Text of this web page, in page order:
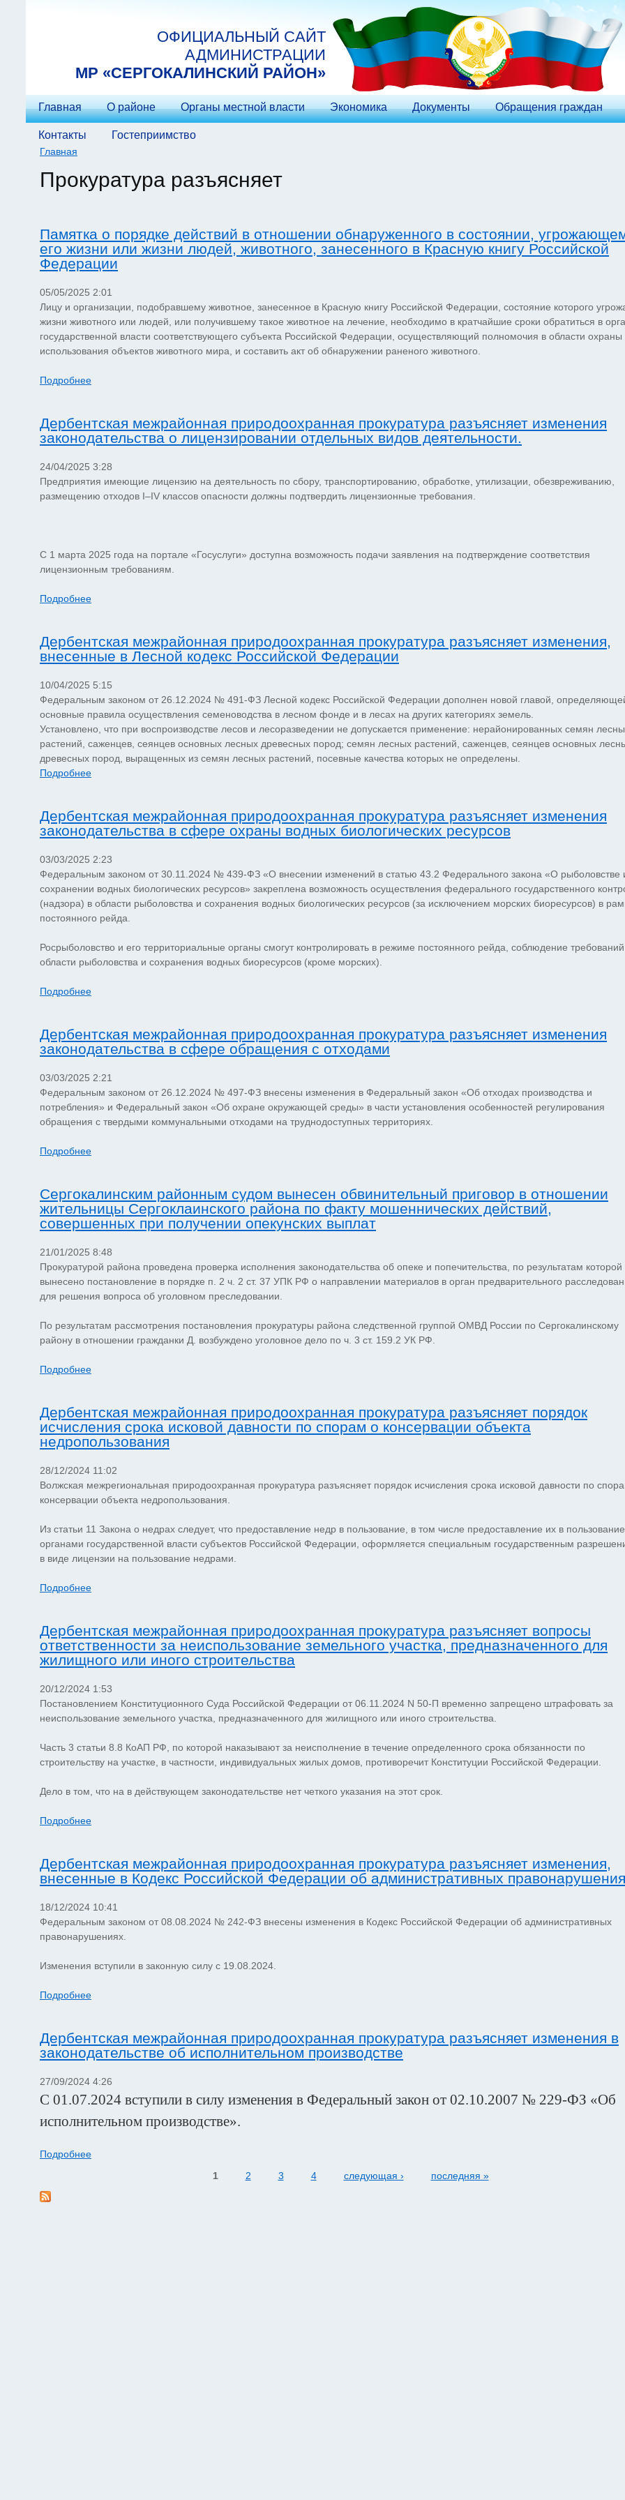
ОФИЦИАЛЬНЫЙ САЙТ
АДМИНИСТРАЦИИ
МP «СЕРГОКАЛИНСКИЙ РАЙОН»
Главная О районе Органы местной власти Экономика Документы Обращения граждан
Контакты Гостеприимство
Вы здесь
Главная
Прокуратура разъясняет
Памятка о порядке действий в отношении обнаруженного в состоянии,
его жизни или жизни людей, животного, занесенного в Красную книгу Российской
Федерации
05/05/2025 2:01
Лицу и организации, подобравшему животное, занесенное в Красную книгу Российской Федерации, состояние которого
жизни животного или людей, или получившему такое животное на лечение, необходимо в кратчайшие сроки обратиться в
государственной власти соответствующего субъекта Российской Федерации, осуществляющий полномочия в области охраны
использования объектов животного мира, и составить акт об обнаружении раненого животного.
Подробнее
Дербентская межрайонная природоохранная прокуратура разъясняет изменения
законодательства о лицензировании отдельных видов деятельности.
24/04/2025 3:28
Предприятия имеющие лицензию на деятельность по сбору, транспортированию, обработке, утилизации, обезвреживанию,
размещению отходов I–IV классов опасности должны подтвердить лицензионные требования.
С 1 марта 2025 года на портале «Госуслуги» доступна возможность подачи заявления на подтверждение соответствия
лицензионным требованиям.
Подробнее
Дербентская межрайонная природоохранная прокуратура разъясняет изменения,
внесенные в Лесной кодекс Российской Федерации
10/04/2025 5:15
Федеральным законом от 26.12.2024 № 491-ФЗ Лесной кодекс Российской Федерации дополнен новой главой,
основные правила осуществления семеноводства в лесном фонде и в лесах на других категориях земель.
Установлено, что при воспроизводстве лесов и лесоразведении не допускается применение: нерайонированных семян
растений, саженцев, сеянцев основных лесных древесных пород; семян лесных растений, саженцев, сеянцев основных
древесных пород, выращенных из семян лесных растений, посевные качества которых не определены.
Подробнее
Дербентская межрайонная природоохранная прокуратура разъясняет изменения
законодательства в сфере охраны водных биологических ресурсов
03/03/2025 2:23
Федеральным законом от 30.11.2024 № 439-ФЗ «О внесении изменений в статью 43.2 Федерального закона «О рыболовстве
сохранении водных биологических ресурсов» закреплена возможность осуществления федерального государственного
(надзора) в области рыболовства и сохранения водных биологических ресурсов (за исключением морских биоресурсов) в
постоянного рейда.
Росрыболовство и его территориальные органы смогут контролировать в режиме постоянного рейда, соблюдение
области рыболовства и сохранения водных биоресурсов (кроме морских).
Подробнее
Дербентская межрайонная природоохранная прокуратура разъясняет изменения
законодательства в сфере обращения с отходами
03/03/2025 2:21
Федеральным законом от 26.12.2024 № 497-ФЗ внесены изменения в Федеральный закон «Об отходах производства и
потребления» и Федеральный закон «Об охране окружающей среды» в части установления особенностей регулирования
обращения с твердыми коммунальными отходами на труднодоступных территориях.
Подробнее
Сергокалинским районным судом вынесен обвинительный приговор в отношении
жительницы Сергоклаинского района по факту мошеннических действий,
совершенных при получении опекунских выплат
21/01/2025 8:48
Прокуратурой района проведена проверка исполнения законодательства об опеке и попечительства, по результатам которой
вынесено постановление в порядке п. 2 ч. 2 ст. 37 УПК РФ о направлении материалов в орган предварительного
для решения вопроса об уголовном преследовании.
По результатам рассмотрения постановления прокуратуры района следственной группой ОМВД России по Сергокалинскому
району в отношении гражданки Д. возбуждено уголовное дело по ч. 3 ст. 159.2 УК РФ.
Подробнее
Дербентская межрайонная природоохранная прокуратура разъясняет порядок
исчисления срока исковой давности по спорам о консервации объекта
недропользования
28/12/2024 11:02
Волжская межрегиональная природоохранная прокуратура разъясняет порядок исчисления срока исковой давности по
консервации объекта недропользования.
Из статьи 11 Закона о недрах следует, что предоставление недр в пользование, в том числе предоставление их в пользование
органами государственной власти субъектов Российской Федерации, оформляется специальным государственным
в виде лицензии на пользование недрами.
Подробнее
Дербентская межрайонная природоохранная прокуратура разъясняет вопросы
ответственности за неиспользование земельного участка, предназначенного для
жилищного или иного строительства
20/12/2024 1:53
Постановлением Конституционного Суда Российской Федерации от 06.11.2024 N 50-П временно запрещено штрафовать за
неиспользование земельного участка, предназначенного для жилищного или иного строительства.
Часть 3 статьи 8.8 КоАП РФ, по которой наказывают за неисполнение в течение определенного срока обязанности по
строительству на участке, в частности, индивидуальных жилых домов, противоречит Конституции Российской Федерации.
Дело в том, что на в действующем законодательстве нет четкого указания на этот срок.
Подробнее
Дербентская межрайонная природоохранная прокуратура разъясняет изменения,
внесенные в Кодекс Российской Федерации об административных
18/12/2024 10:41
Федеральным законом от 08.08.2024 № 242-ФЗ внесены изменения в Кодекс Российской Федерации об административных
правонарушениях.
Изменения вступили в законную силу с 19.08.2024.
Подробнее
Дербентская межрайонная природоохранная прокуратура разъясняет изменения в
законодательстве об исполнительном производстве
27/09/2024 4:26
С 01.07.2024 вступили в силу изменения в Федеральный закон от 02.10.2007 № 229-ФЗ «Об
исполнительном производстве».
Подробнее
1 2 3 4 следующая › последняя »